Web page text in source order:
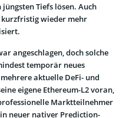
Tiefs lösen. Auch
kurzfristig wieder mehr
angeschlagen, doch solche
temporär neues
aktuelle DeFi- und
eigene Ethereum-L2 voran,
Marktteilnehmer
neuer nativer Prediction-